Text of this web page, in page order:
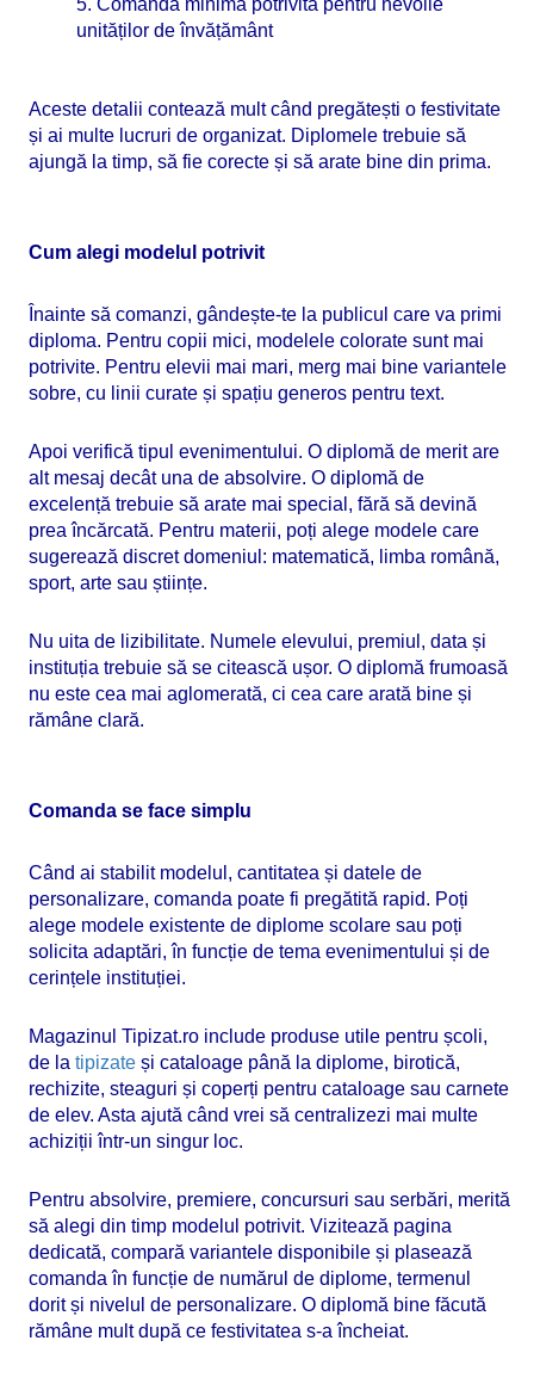
5. Comandă minimă potrivită pentru nevoile
unităților de învățământ
Aceste detalii contează mult când pregătești o festivitate
și ai multe lucruri de organizat. Diplomele trebuie să
ajungă la timp, să fie corecte și să arate bine din prima.
Cum alegi modelul potrivit
Înainte să comanzi, gândește-te la publicul care va primi
diploma. Pentru copii mici, modelele colorate sunt mai
potrivite. Pentru elevii mai mari, merg mai bine variantele
sobre, cu linii curate și spațiu generos pentru text.
Apoi verifică tipul evenimentului. O diplomă de merit are
alt mesaj decât una de absolvire. O diplomă de
excelență trebuie să arate mai special, fără să devină
prea încărcată. Pentru materii, poți alege modele care
sugerează discret domeniul: matematică, limba română,
sport, arte sau științe.
Nu uita de lizibilitate. Numele elevului, premiul, data și
instituția trebuie să se citească ușor. O diplomă frumoasă
nu este cea mai aglomerată, ci cea care arată bine și
rămâne clară.
Comanda se face simplu
Când ai stabilit modelul, cantitatea și datele de
personalizare, comanda poate fi pregătită rapid. Poți
alege modele existente de diplome scolare sau poți
solicita adaptări, în funcție de tema evenimentului și de
cerințele instituției.
Magazinul Tipizat.ro include produse utile pentru școli,
de la tipizate și cataloage până la diplome, birotică,
rechizite, steaguri și coperți pentru cataloage sau carnete
de elev. Asta ajută când vrei să centralizezi mai multe
achiziții într-un singur loc.
Pentru absolvire, premiere, concursuri sau serbări, merită
să alegi din timp modelul potrivit. Vizitează pagina
dedicată, compară variantele disponibile și plasează
comanda în funcție de numărul de diplome, termenul
dorit și nivelul de personalizare. O diplomă bine făcută
rămâne mult după ce festivitatea s-a încheiat.